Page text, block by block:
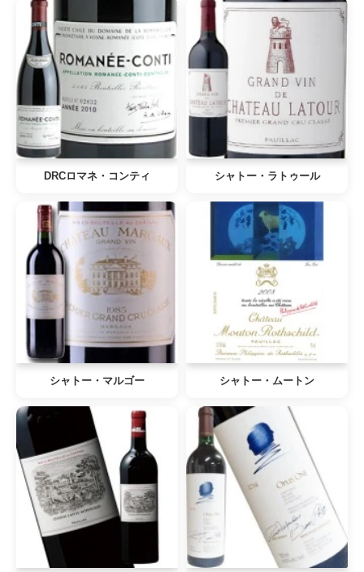
DRCロマネ・コンティ シャトー・ラトゥール
シャトー・マルゴー シャトー・ムートン